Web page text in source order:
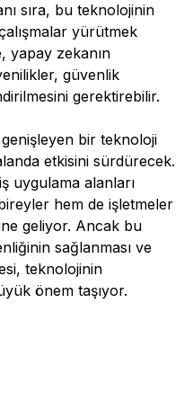
sıra, bu teknolojinin
yürütmek
yapay zekanın
güvenlik
gerektirebilir.
bir teknoloji
etkisini sürdürecek.
uygulama alanları
hem de işletmeler
geliyor. Ancak bu
sağlanması ve
teknolojinin
önem taşıyor.